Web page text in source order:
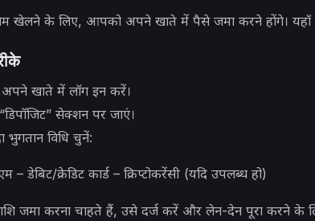
खेलने के लिए, आपको अपने खाते में पैसे जमा करने होंगे। यहाँ
खाते में लॉग इन करें।
सेक्शन पर जाएं।
भुगतान विधि चुनें:
– डेबिट/क्रेडिट कार्ड – क्रिप्टोकरेंसी (यदि उपलब्ध हो)
जमा करना चाहते हैं, उसे दर्ज करें और लेन-देन पूरा करने के